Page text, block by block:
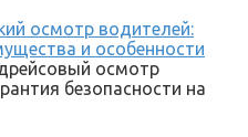
осмотр водителей:
и особенности
осмотр
безопасности на